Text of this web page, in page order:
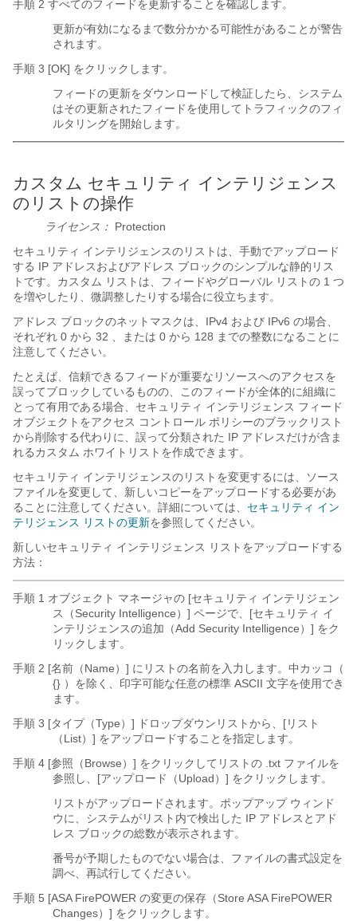
手順 2 すべてのフィードを更新することを確認します。
更新が有効になるまで数分かかる可能性があることが警告
されます。
手順 3 [OK] をクリックします。
フィードの更新をダウンロードして検証したら、システム
はその更新されたフィードを使用してトラフィックのフィ
ルタリングを開始します。
カスタム セキュリティ インテリジェンス
のリストの操作
ライセンス： Protection
セキュリティ インテリジェンスのリストは、手動でアップロード
する IP アドレスおよびアドレス ブロックのシンプルな静的リス
トです。カスタム リストは、フィードやグローバル リストの 1 つ
を増やしたり、微調整したりする場合に役立ちます。
アドレス ブロックのネットマスクは、IPv4 および IPv6 の場合、
それぞれ 0 から 32 、または 0 から 128 までの整数になることに
注意してください。
たとえば、信頼できるフィードが重要なリソースへのアクセスを
誤ってブロックしているものの、このフィードが全体的に組織に
とって有用である場合、セキュリティ インテリジェンス フィード
オブジェクトをアクセス コントロール ポリシーのブラックリスト
から削除する代わりに、誤って分類された IP アドレスだけが含ま
れるカスタム ホワイトリストを作成できます。
セキュリティ インテリジェンスのリストを変更するには、ソース
ファイルを変更して、新しいコピーをアップロードする必要があ
ることに注意してください。詳細については、 セキュリティ イン
テリジェンス リストの更新を参照してください。
新しいセキュリティ インテリジェンス リストをアップロードする
方法：
手順 1 オブジェクト マネージャの [セキュリティ インテリジェン
ス（Security Intelligence）] ページで、[セキュリティ イ
ンテリジェンスの追加（Add Security Intelligence）] をク
リックします。
手順 2 [名前（Name）] にリストの名前を入力します。中カッコ（
{} ）を除く、印字可能な任意の標準 ASCII 文字を使用でき
ます。
手順 3 [タイプ（Type）]
ドロップダウンリストから、[リスト
（List）] をアップロードすることを指定します。
手順 4 [参照（Browse）] をクリックしてリストの .txt ファイルを
参照し、[アップロード（Upload）] をクリックします。
リストがアップロードされます。ポップアップ ウィンド
ウに、システムがリスト内で検出した IP アドレスとアド
レス ブロックの総数が表示されます。
番号が予期したものでない場合は、ファイルの書式設定を
調べ、再試行してください。
手順 5 [ASA FirePOWER の変更の保存（Store ASA FirePOWER
Changes）] をクリックします。